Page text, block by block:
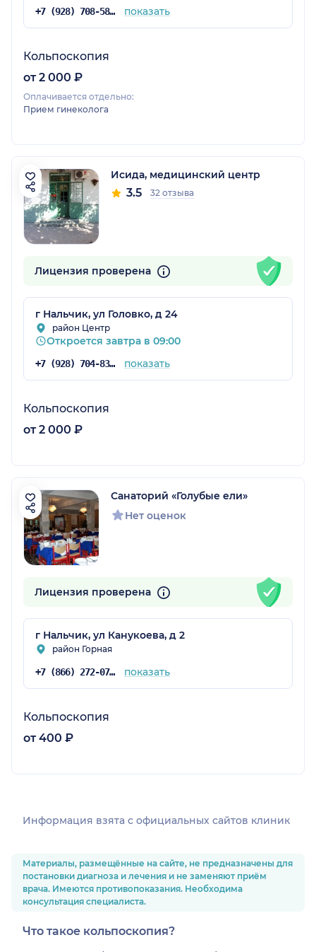
+7 (928) 708-58-55 показать
Кольпоскопия
от 2 000 ₽
Оплачивается отдельно:
Прием гинеколога
Исида, медицинский центр
3.5 32 отзыва
Лицензия проверена
г Нальчик, ул Головко, д 24
район Центр
Откроется завтра в 09:00
+7 (928) 704-83-29 показать
Кольпоскопия
от 2 000 ₽
Санаторий «Голубые ели»
Нет оценок
Лицензия проверена
г Нальчик, ул Канукоева, д 2
район Горная
+7 (866) 272-07-37 показать
Кольпоскопия
от 400 ₽
Информация взята c официальных сайтов клиник
Материалы, размещённые на сайте, не предназначены для
постановки диагноза и лечения и не заменяют приём
врача. Имеются противопоказания. Необходима
консультация специалиста.
Что такое кольпоскопия?